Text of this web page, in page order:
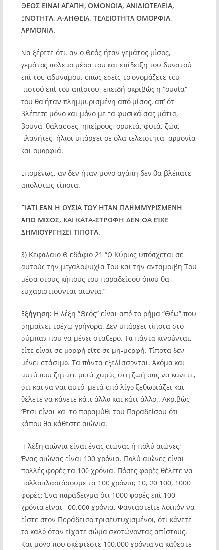
ΘΕΟΣ ΕΙΝΑΙ ΑΓΑΠΗ, ΟΜΟΝΟΙΑ, ΑΝΙΔΙΟΤΕΛΕΙΑ,
ΕΝΟΤΗΤΑ, Α-ΛΗΘΕΙΑ, ΤΕΛΕΙΟΤΗΤΑ ΟΜΟΡΦΙΑ,
ΑΡΜΟΝΙΑ.
Να ξέρετε ότι, αν ο Θεός ήταν γεμάτος μίσος,
γεμάτος πόλεμο μέσα του και επίδειξη του δυνατού
επί του αδυνάμου, όπως εσείς το ονομάζετε του
πιστού επί του απίστου, επειδή ακριβώς η “ουσία”
του θα ήταν πλημμυρισμένη από μίσος, απ’ ότι
βλέπετε μόνο και μόνο με τα φυσικά σας μάτια,
βουνά, θάλασσες, ηπείρους, ορυκτά, φυτά, ζώα,
πλανήτες, ήλιοι υπάρχει σε όλα τελειότητα, αρμονία
και ομορφιά.
Επομένως, αν δεν ήταν μόνo αγάπη δεν θα βλέπατε
απολύτως τίποτα.
ΓΙΑΤΙ ΕΑΝ Η ΟΥΣΙΑ ΤΟΥ ΗΤΑΝ ΠΛΗΜΜΥΡΙΣΜΕΝΗ
ΑΠΟ ΜΙΣΟΣ, ΚΑΙ ΚΑΤΑ-ΣΤΡΟΦΗ ΔΕΝ ΘΑ ΕΊΧΕ
ΔΗΜΙΟΥΡΓΗΣΕΙ ΤΙΠΟΤΑ.
3) Κεφάλαιο Θ εδάφιο 21 “Ο Κύριος υπόσχεται σε
αυτούς την μεγαλοψυχία Του και την ανταμοιβή Του
μέσα στους κήπους του παραδείσου όπου θα
ευχαριστιούνται αιώνια.”
Εξήγηση: Η λέξη “Θεός” είναι από το ρήμα “Θέω” που
σημαίνει τρέχω γρήγορα. Δεν υπάρχει τίποτα στο
σύμπαν που να μένει σταθερό. Τα πάντα κινούνται,
είτε είναι σε μορφή είτε σε μη-μορφή. Τίποτα δεν
μένει στάσιμο. Τα πάντα εξελίσσονται. Ακόμα και
αυτό που ζητάτε μετά χαράς στη ζωή σας να κάνετε,
ότι και να ναι αυτό, μετά από λίγο ξεθωριάζει και
θέλετε να κάνετε κάτι άλλο και κάτι άλλο.. Ακριβώς
‘Έτσι είναι και το παραμύθι του Παραδείσου ότι
κάπου θα κάθεστε αιώνια.
Η λέξη αιώνια είναι ένας αιώνας ή πολύ αιώνες;
Ένας αιώνας είναι 100 χρόνια. Πολύ αιώνες είναι
πολλές φορές τα 100 χρόνια. Πόσες φορές θέλετε να
πολλαπλασιάσουμε τα 100 χρόνια; 10, 20 100, 1000
φορές; Ένα παράδειγμα ότι 1000 φορές επί 100
χρόνια είναι 100.000 χρόνια. Φανταστείτε λοιπόν να
είστε στον Παράδεισο τρισευτυχισμένοι, ότι κάνετε
το καλό όταν είχατε σώμα σκοτώνοντας απίστους.
Και μόνο που σκέφτεστε 100.000 χρόνια να κάθεστε